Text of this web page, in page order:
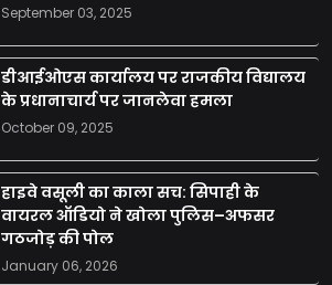
September 03, 2025
डीआईओएस कार्यालय पर राजकीय विद्यालय
के प्रधानाचार्य पर जानलेवा हमला
October 09, 2025
हाइवे वसूली का काला सच: सिपाही के
वायरल ऑडियो ने खोला पुलिस–अफसर
गठजोड़ की पोल
January 06, 2026